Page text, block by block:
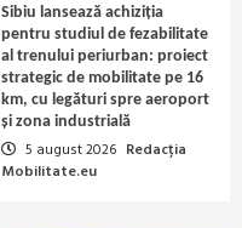
Sibiu lansează achiziția
pentru studiul de fezabilitate
al trenului periurban: proiect
strategic de mobilitate pe 16
km, cu legături spre aeroport
și zona industrială
5 august 2026 Redacția
Mobilitate.eu